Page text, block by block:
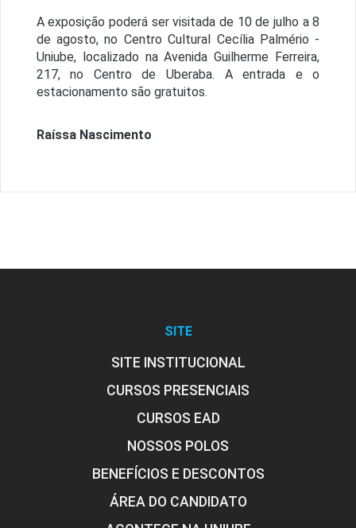
A exposição poderá ser visitada de 10 de julho a 8
de agosto, no Centro Cultural Cecília Palmério -
Uniube, localizado na Avenida Guilherme Ferreira,
217, no Centro de Uberaba. A entrada e o
estacionamento são gratuitos.
Raíssa Nascimento
SITE
SITE INSTITUCIONAL
CURSOS PRESENCIAIS
CURSOS EAD
NOSSOS POLOS
BENEFÍCIOS E DESCONTOS
ÁREA DO CANDIDATO